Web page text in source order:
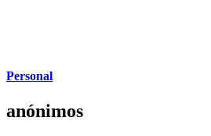
Personal
anónimos